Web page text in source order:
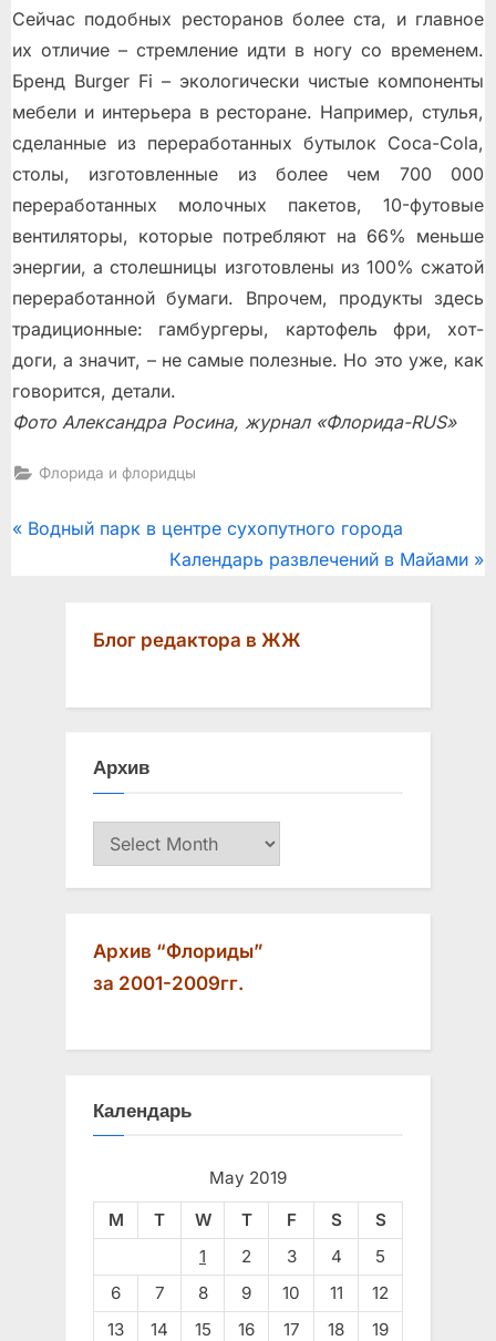
Сейчас подобных ресторанов более ста, и главное
их отличие – стремление идти в ногу со временем.
Бренд Burger Fi – экологически чистые компоненты
мебели и интерьера в ресторане. Например, стулья,
сделанные из переработанных бутылок Coca-Cola,
столы, изготовленные из более чем 700 000
переработанных молочных пакетов, 10-футовые
вентиляторы, которые потребляют на 66% меньше
энергии, а столешницы изготовлены из 100% сжатой
переработанной бумаги. Впрочем, продукты здесь
традиционные: гамбургеры, картофель фри, хот-
доги, а значит, – не самые полезные. Но это уже, как
говорится, детали.
Фото Александра Росина, журнал «Флорида-RUS»
Флорида и флоридцы
Post
P
Водный парк в центре сухопутного города
N
t
o
Календарь развлечений в Майами
Блог редактора в ЖЖ
Архив
Архив
Архив “Флориды”
за 2001-2009гг.
Календарь
May 2019
M
T W T F S
S
1
2 3 4
5
6
7 8 9 10 11
12
13
14 15 16 17 18 19